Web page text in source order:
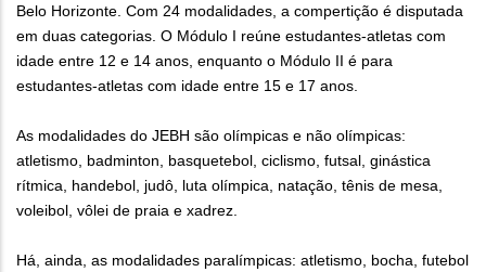
Belo Horizonte. Com 24 modalidades, a compertição é disputada
em duas categorias. O Módulo I reúne estudantes-atletas com
idade entre 12 e 14 anos, enquanto o Módulo II é para
estudantes-atletas com idade entre 15 e 17 anos.
As modalidades do JEBH são olímpicas e não olímpicas:
atletismo, badminton, basquetebol, ciclismo, futsal, ginástica
rítmica, handebol, judô, luta olímpica, natação, tênis de mesa,
voleibol, vôlei de praia e xadrez.
Há, ainda, as modalidades paralímpicas: atletismo, bocha, futebol